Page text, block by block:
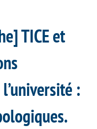
TICE et
: